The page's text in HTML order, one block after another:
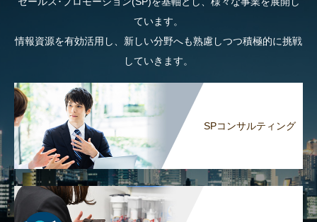
ています。
情報資源を有効活用し、新しい分野へも熟慮しつつ積極的に挑戦
していきます。
SPコンサルティング